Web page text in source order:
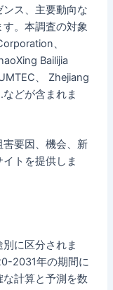
ス、主要動向な
。本調査の対象
、
Bailijia
、 Zhejiang
どが含まれま
害要因、機会、新
トを提供しま
に区分されま
2031年の期間に
計算と予測を数